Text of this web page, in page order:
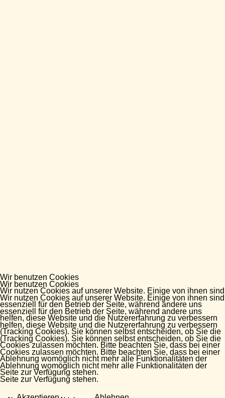
Wir benutzen Cookies
Wir nutzen Cookies auf unserer Website. Einige von ihnen sind
essenziell für den Betrieb der Seite, während andere uns
helfen, diese Website und die Nutzererfahrung zu verbessern
(Tracking Cookies). Sie können selbst entscheiden, ob Sie die
Cookies zulassen möchten. Bitte beachten Sie, dass bei einer
Ablehnung womöglich nicht mehr alle Funktionalitäten der
Seite zur Verfügung stehen.
Wir benutzen Cookies
Wir nutzen Cookies auf unserer Website. Einige von ihnen sind
essenziell für den Betrieb der Seite, während andere uns
helfen, diese Website und die Nutzererfahrung zu verbessern
(Tracking Cookies). Sie können selbst entscheiden, ob Sie die
Cookies zulassen möchten. Bitte beachten Sie, dass bei einer
Ablehnung womöglich nicht mehr alle Funktionalitäten der
Seite zur Verfügung stehen.